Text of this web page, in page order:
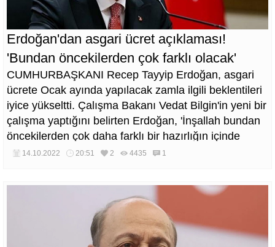
Erdoğan'dan asgari ücret açıklaması!
'Bundan öncekilerden çok farklı olacak'
CUMHURBAŞKANI Recep Tayyip Erdoğan, asgari
ücrete Ocak ayında yapılacak zamla ilgili beklentileri
iyice yükseltti. Çalışma Bakanı Vedat Bilgin'in yeni bir
çalışma yaptığını belirten Erdoğan, 'İnşallah bundan
öncekilerden çok daha farklı bir hazırlığın içinde
olduğunu biliyorum' dedi.
14.10.2022 20:51 2 4435 1